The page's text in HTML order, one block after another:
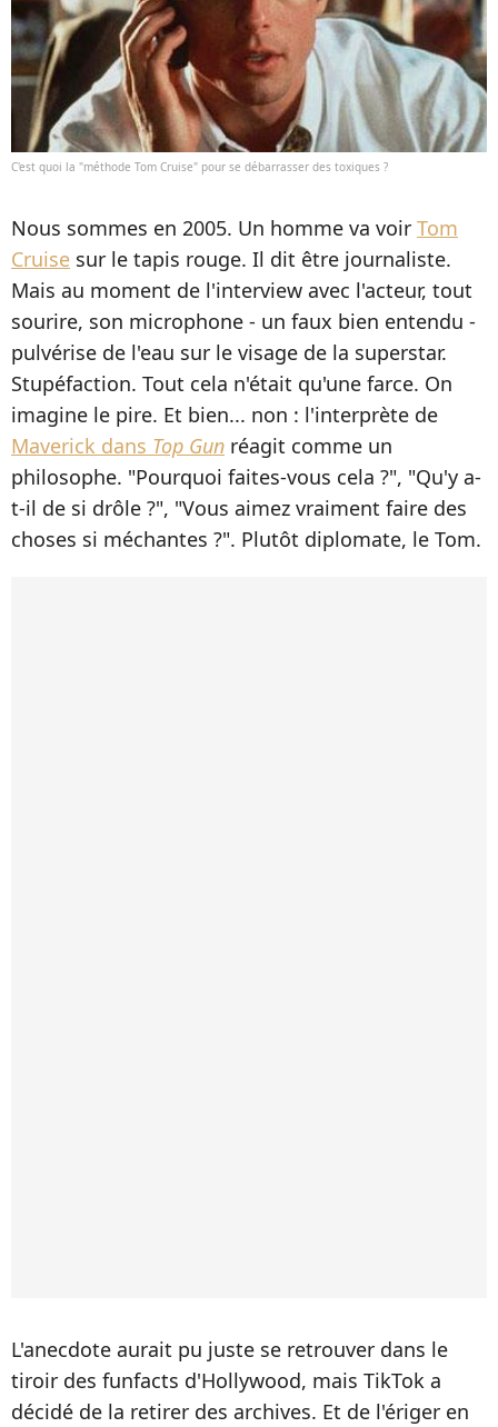
C'est quoi la "méthode Tom Cruise" pour se débarrasser des toxiques ?
Nous sommes en 2005. Un homme va voir Tom
Cruise sur le tapis rouge. Il dit être journaliste.
Mais au moment de l'interview avec l'acteur, tout
sourire, son microphone - un faux bien entendu -
pulvérise de l'eau sur le visage de la superstar.
Stupéfaction. Tout cela n'était qu'une farce. On
imagine le pire. Et bien... non : l'interprète de
Maverick dans Top Gun réagit comme un
philosophe. "Pourquoi faites-vous cela ?", "Qu'y a-
t-il de si drôle ?", "Vous aimez vraiment faire des
choses si méchantes ?". Plutôt diplomate, le Tom.
L'anecdote aurait pu juste se retrouver dans le
tiroir des funfacts d'Hollywood, mais TikTok a
décidé de la retirer des archives. Et de l'ériger en